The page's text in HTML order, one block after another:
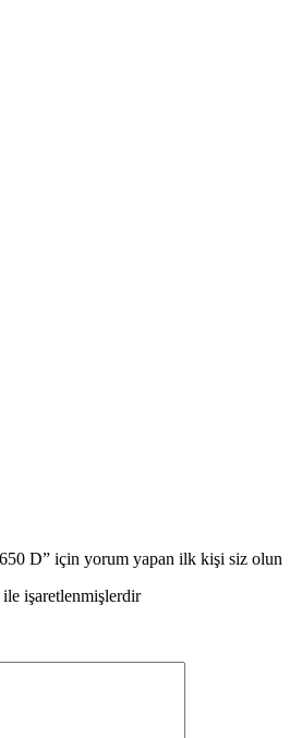
D” için yorum yapan ilk kişi siz olun
ile işaretlenmişlerdir